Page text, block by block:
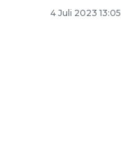
4 Juli 2023 13:05